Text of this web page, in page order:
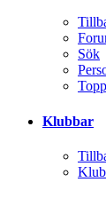
Sök
Klubbar